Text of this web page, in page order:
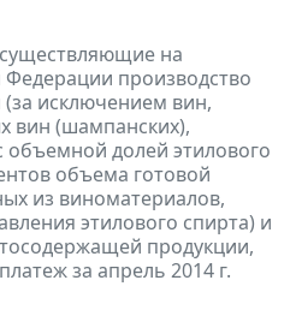
на
производство
исключением вин,
вин (шампанских),
объемной долей этилового
объема готовой
из виноматериалов,
этилового спирта) и
продукции,
за апрель 2014 г.